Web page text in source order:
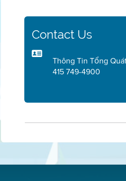
Contact Us
Thông Tin Tổng
415 749-4900